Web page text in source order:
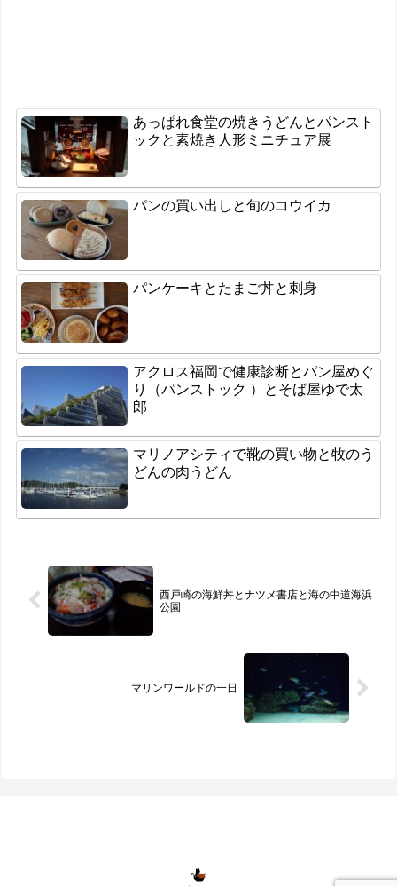
あっぱれ食堂の焼きうどんとパンスト
ックと素焼き人形ミニチュア展
パンの買い出しと旬のコウイカ
パンケーキとたまご丼と刺身
アクロス福岡で健康診断とパン屋めぐ
り（パンストック ）とそば屋ゆで太
郎
マリノアシティで靴の買い物と牧のう
どんの肉うどん
西戸崎の海鮮丼とナツメ書店と海の中道海浜
公園
マリンワールドの一日